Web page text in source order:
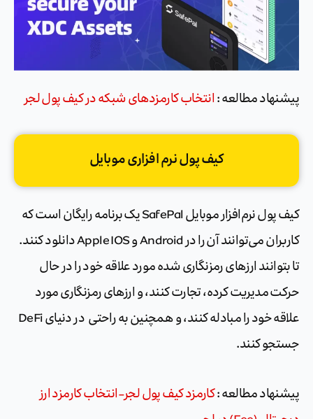
پیشنهاد مطالعه : انتخاب کارمزدهای شبکه در کیف پول لجر
کیف پول نرم افزاری موبایل
کیف پول نرم‌افزار موبایل SafePal یک برنامه رایگان است که
کاربران می‌توانند آن را در Android و Apple IOS دانلود کنند.
تا بتوانند ارزهای رمزنگاری شده مورد علاقه خود را در حال
حرکت مدیریت کرده، تجارت کنند، و ارزهای رمزنگاری مورد
علاقه خود را مبادله کنند، و همچنین به راحتی در دنیای DeFi
جستجو کنند.
پیشنهاد مطالعه :کارمزد کیف پول لجر-انتخاب کارمزد ارز